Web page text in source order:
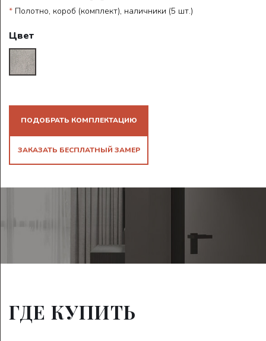
* Полотно, короб (комплект), наличники (5 шт.)
Цвет
ПОДОБРАТЬ КОМПЛЕКТАЦИЮ
ЗАКАЗАТЬ БЕСПЛАТНЫЙ ЗАМЕР
ГДЕ КУПИТЬ